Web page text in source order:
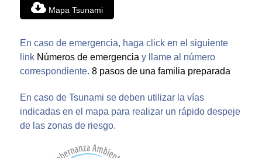
Mapa Tsunami
En caso de emergencia, haga click en el siguiente
link Números de emergencia y llame al número
correspondiente. 8 pasos de una familia preparada
En caso de Tsunami se deben utilizar la vías
indicadas en el mapa para realizar un rápido despeje
de las zonas de riesgo.